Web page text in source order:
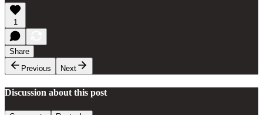
1
Share
Previous
Next
Discussion about this post